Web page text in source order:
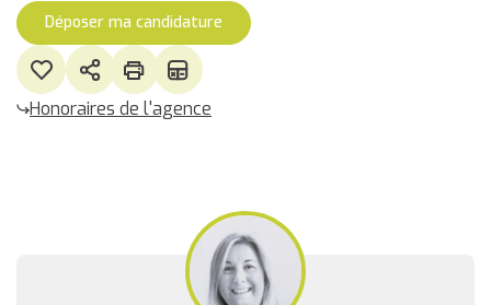
Déposer ma candidature
Honoraires de l'agence